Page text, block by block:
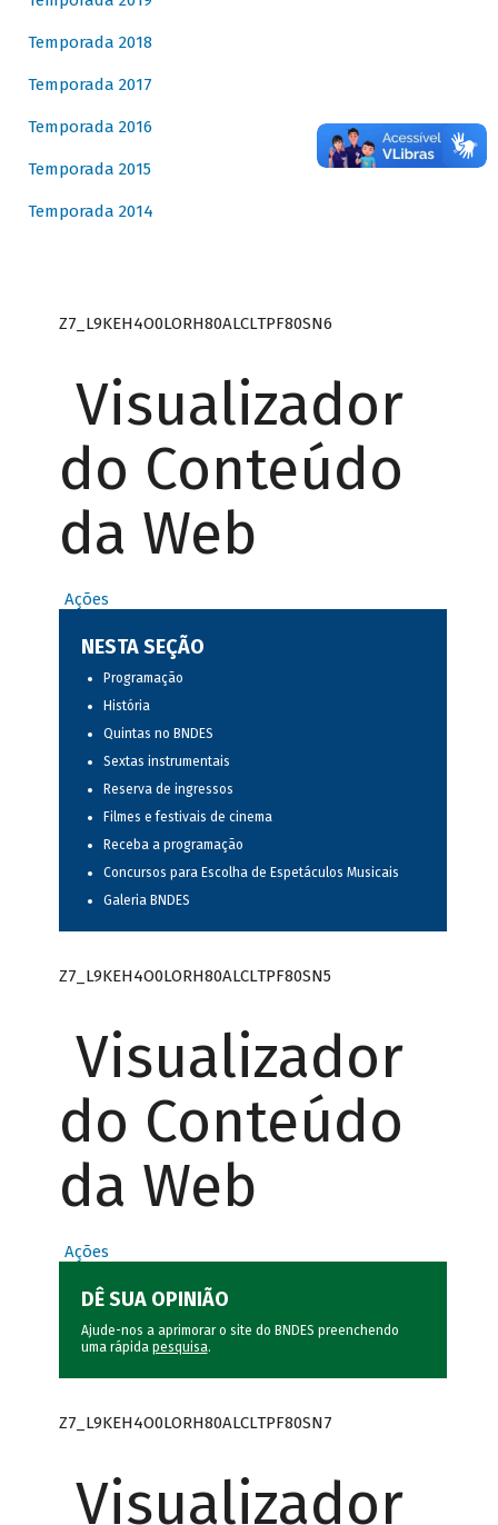
Temporada 2018
Temporada 2017
Temporada 2016
Temporada 2015
Temporada 2014
Z7_L9KEH4O0LORH80ALCLTPF80SN6
Visualizador
do Conteúdo
da Web
Ações
NESTA SEÇÃO
Programação
História
Quintas no BNDES
Sextas instrumentais
Reserva de ingressos
Filmes e festivais de cinema
Receba a programação
Concursos para Escolha de Espetáculos Musicais
Galeria BNDES
Z7_L9KEH4O0LORH80ALCLTPF80SN5
Visualizador
do Conteúdo
da Web
Ações
DÊ SUA OPINIÃO
Ajude-nos a aprimorar o site do BNDES preenchendo
uma rápida pesquisa.
Z7_L9KEH4O0LORH80ALCLTPF80SN7
Visualizador